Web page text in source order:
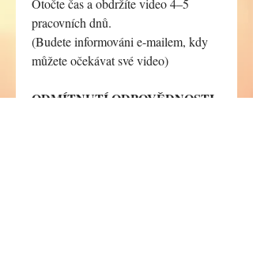
Otočte čas a obdržíte video 4–5
pracovních dnů.
(Budete informováni e-mailem, kdy
můžete očekávat své video)
ODMÍTNUTÍ ODPOVĚDNOSTI